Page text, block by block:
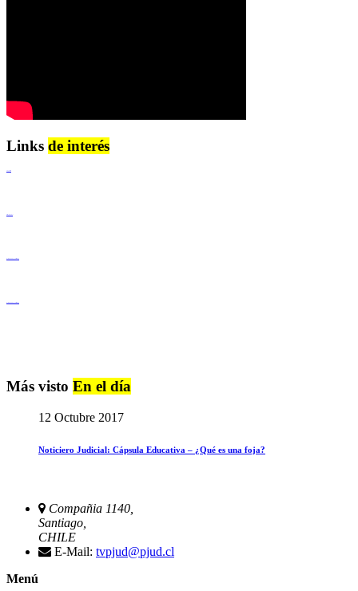
Links de interés
Más visto En el día
12 Octubre 2017
Noticiero Judicial: Cápsula Educativa – ¿Qué es una foja?
Compañia 1140,
Santiago,
CHILE
E-Mail: tvpjud@pjud.cl
Menú